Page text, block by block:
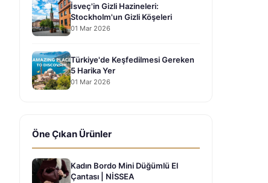
İsveç'in Gizli Hazineleri:
Stockholm'un Gizli Köşeleri
01 Mar 2026
Türkiye'de Keşfedilmesi Gereken
5 Harika Yer
01 Mar 2026
Öne Çıkan Ürünler
Kadın Bordo Mini Düğümlü El
Çantası | NİSSEA